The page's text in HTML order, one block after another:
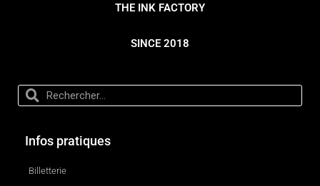
THE INK FACTORY
SINCE 2018
Infos pratiques
Billetterie